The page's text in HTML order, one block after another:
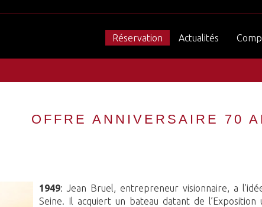
Réservation Actualités
OFFRE ANNIVERSAIRE 70
1949: Jean Bruel, entrepreneur visionnaire, a
Seine. Il acquiert un bateau datant de